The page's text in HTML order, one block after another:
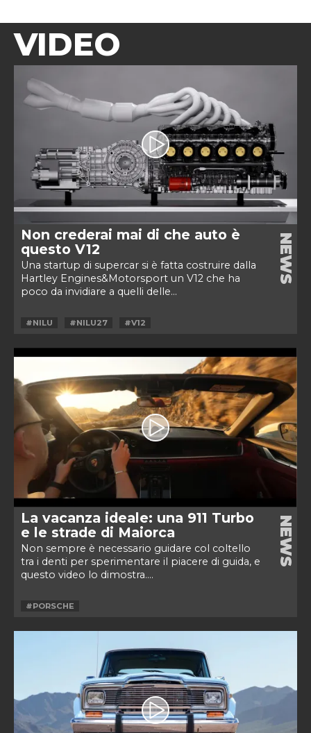
VIDEO
Non crederai mai di che auto è
questo V12
Una startup di supercar si è fatta costruire dalla
Hartley Engines&Motorsport un V12 che ha
poco da invidiare a quelli delle...
NEWS
#NILU #NILU27 #V12
La vacanza ideale: una 911 Turbo
e le strade di Maiorca
Non sempre è necessario guidare col coltello
tra i denti per sperimentare il piacere di guida, e
questo video lo dimostra....
NEWS
#PORSCHE